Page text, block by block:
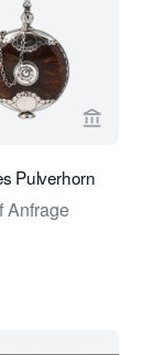
Limburg
Pulverhorn
Anfrage